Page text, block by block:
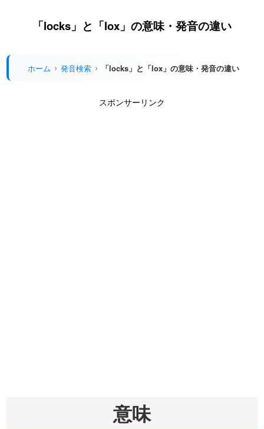
「locks」と「lox」の意味・発音の違い
ホーム 発音検索 「locks」と「lox」の意味・発音の違い
スポンサーリンク
意味